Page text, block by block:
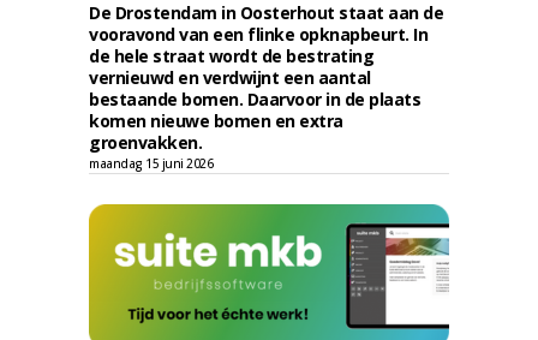
De Drostendam in Oosterhout staat aan de
vooravond van een flinke opknapbeurt. In
de hele straat wordt de bestrating
vernieuwd en verdwijnt een aantal
bestaande bomen. Daarvoor in de plaats
komen nieuwe bomen en extra
groenvakken.
maandag 15 juni 2026